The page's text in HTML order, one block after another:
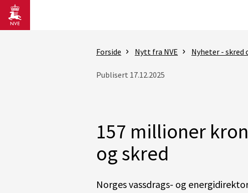
Gå til hovedinnhold
Forside Nytt fra NVE Nyheter - skred
Publisert 17.12.2025
157 millioner
og skred
Norges vassdrags- og